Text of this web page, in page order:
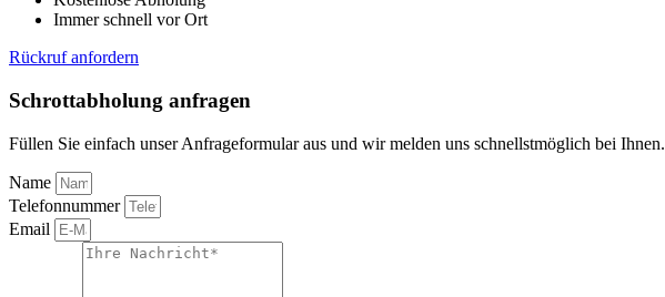
Immer schnell vor Ort
Rückruf anfordern
Schrottabholung anfragen
Füllen Sie einfach unser Anfrageformular aus und wir melden uns schnellstmöglich bei Ihnen.
Name
Telefonnummer
Email